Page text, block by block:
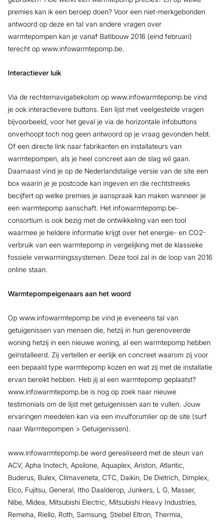
premies kan ik een beroep doen? Voor een niet-merkgebonden
antwoord op deze en tal van andere vragen over
warmtepompen kan je vanaf Batibouw 2016 (eind februari)
terecht op www.infowarmtepomp.be.
Interactiever luik
Via de rechternavigatiekolom op www.infowarmtepomp.be vind
je ook interactievere buttons. Een lijst met veelgestelde vragen
bijvoorbeeld, voor het geval je via de horizontale infobuttons
onverhoopt toch nog geen antwoord op je vraag gevonden hebt.
Of een directe link naar fabrikanten en installateurs van
warmtepompen, als je heel concreet aan de slag wil gaan.
Daarnaast vind je op de Nederlandstalige versie van de site een
box waarin je je postcode kan ingeven en die rechtstreeks
becijfert op welke premies je aanspraak kan maken wanneer je
een warmtepomp aanschaft. Het infowarmtepomp.be-
consortium is ook bezig met de ontwikkeling van een tool
waarmee je heldere informatie krijgt over het energie- en CO2-
verbruik van een warmtepomp in vergelijking met de klassieke
fossiele verwarmingssystemen. Deze tool zal in de loop van 2016
online staan.
Warmtepompeigenaars aan het woord
Op www.infowarmtepomp.be vind je eveneens tal van
getuigenissen van mensen die, hetzij in hun gerenoveerde
woning hetzij in een nieuwe woning, al een warmtepomp hebben
geïnstalleerd. Zij vertellen er eerlijk en concreet waarom zij voor
een bepaald type warmtepomp kozen en wat zij met de installatie
ervan bereikt hebben. Heb jij al een warmtepomp geplaatst?
www.infowarmtepomp.be is nog op zoek naar nieuwe
testimonials om de lijst met getuigenissen aan te vullen. Jouw
ervaringen meedelen kan via een invulforumlier op de site (surf
naar Warmtepompen > Getuigenissen).
www.infowarmtepomp.be werd gerealiseerd met de steun van
ACV, Apha Inotech, Apsilone, Aquaplex, Ariston, Atlantic,
Buderus, Bulex, Climaveneta, CTC, Daikin, De Dietrich, Dimplex,
Elco, Fujitsu, General, Itho Daalderop, Junkers, L G, Masser,
Nibe, Midea, Mitsubishi Electric, Mitsubishi Heavy Industries,
Remeha, Riello, Roth, Samsung, Stiebel Eltron, Thermia,